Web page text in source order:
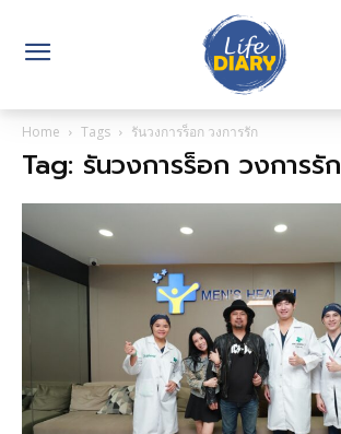
Home Tags รันวงการร็อก วงการรัก
Tag: รันวงการร็อก วงการรัก